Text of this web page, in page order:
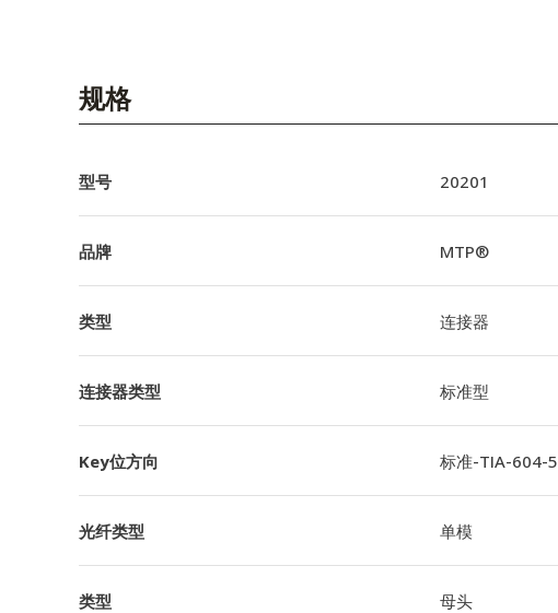
规格
型号 20201
品牌 MTP®
类型 连接器
连接器类型 标准型
Key位方向 标准-TIA-604-5
光纤类型 单模
类型 母头